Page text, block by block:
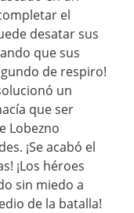
el
desatar sus
que sus
de respiro!
un
que ser
Lobezno
¡Se acabó el
¡Los héroes
sin miedo a
de la batalla!